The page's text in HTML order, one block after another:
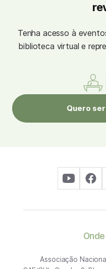
Tenha acesso à
biblioteca virtual e
Quero
Associação